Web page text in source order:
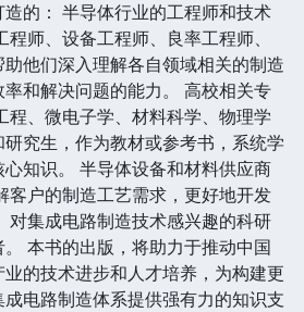
的： 半导体行业的工程师和技术
程师、设备工程师、良率工程师、
他们深入理解各自领域相关的制造
和解决问题的能力。 高校相关专
程、微电子学、材料科学、物理学
究生，作为教材或参考书，系统学
知识。 半导体设备和材料供应商
客户的制造工艺需求，更好地开发
对集成电路制造技术感兴趣的科研
本书的出版，将助力于推动中国
的技术进步和人才培养，为构建更
电路制造体系提供强有力的知识支